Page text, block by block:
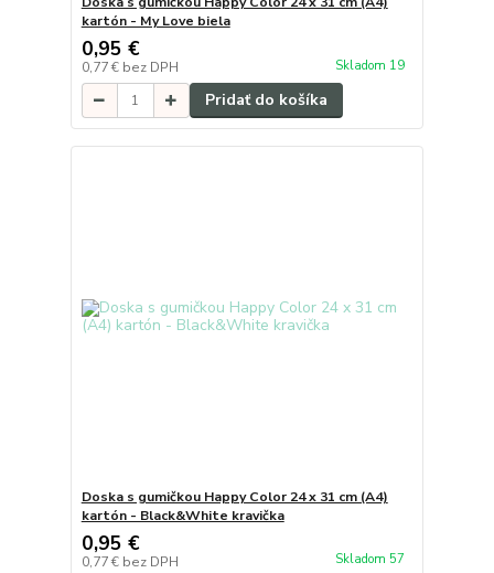
kartón - My Love biela
0,95 €
0,77 € bez DPH Skladom 19
Pridať do košíka
Doska s gumičkou Happy Color 24 x 31 cm (A4)
kartón - Black&White kravička
0,95 €
0,77 € bez DPH Skladom 57